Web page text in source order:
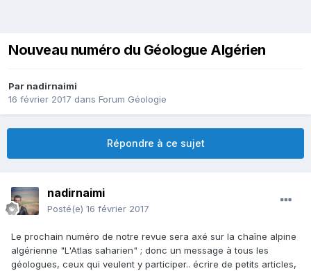
Nouveau numéro du Géologue Algérien
Par nadirnaimi
16 février 2017 dans Forum Géologie
Répondre à ce sujet
nadirnaimi
Posté(e) 16 février 2017
Le prochain numéro de notre revue sera axé sur la chaîne alpine
algérienne "L'Atlas saharien" ; donc un message à tous les
géologues, ceux qui veulent y participer.. écrire de petits articles,